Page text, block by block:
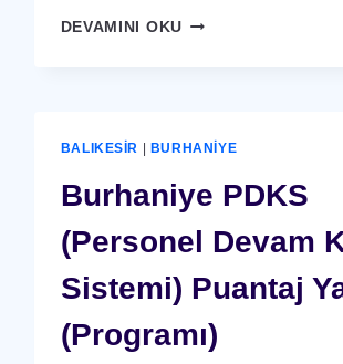
DEVAMINI OKUBURHANIYE
ÜRETIM)
BALIKESIR BURHANIYE
Burhaniye PDKS
(Personel Devam
Sistemi) Puantaj
(Programı)